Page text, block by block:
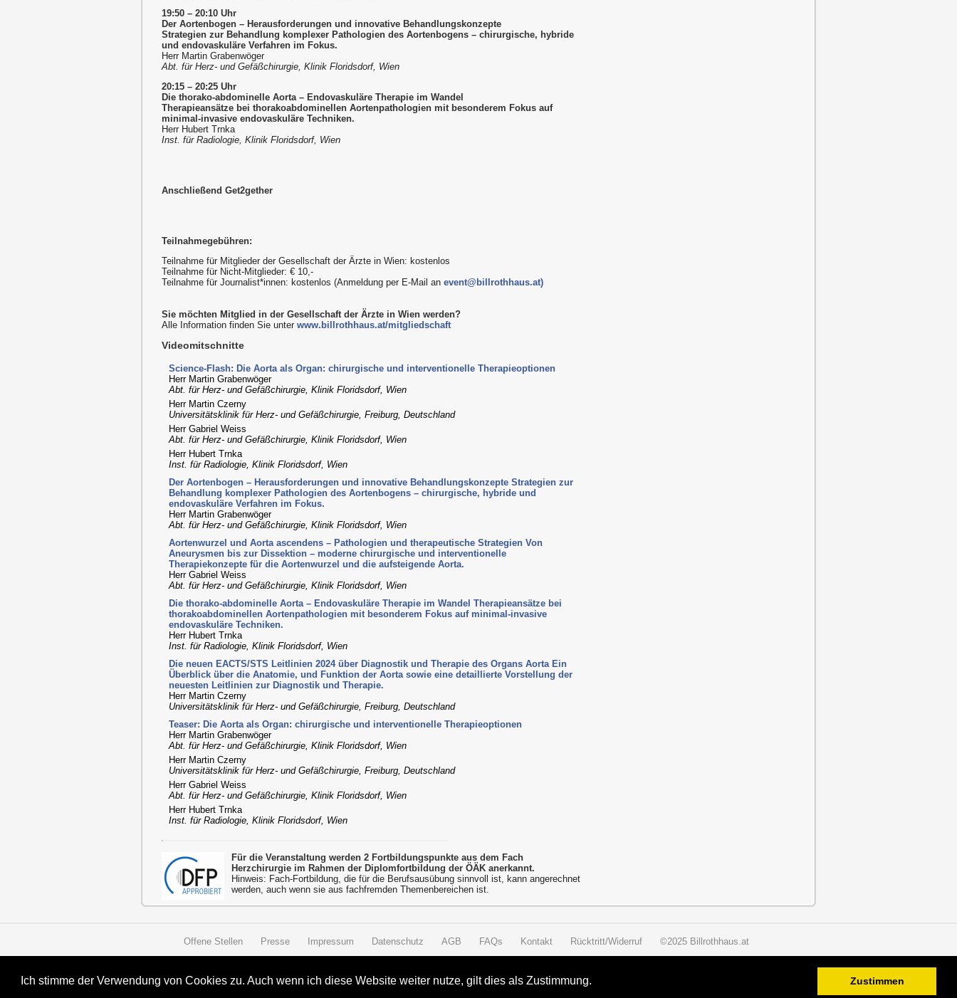
Ich stimme der Verwendung von Cookies zu. Auch wenn ich diese Website weiter nutze, gilt dies als Zustimmung. Zustimmen
19:50 – 20:10 Uhr
Der Aortenbogen – Herausforderungen und innovative Behandlungskonzepte
Strategien zur Behandlung komplexer Pathologien des Aortenbogens – chirurgische, hybride
und endovaskuläre Verfahren im Fokus.
Herr Martin Grabenwöger
Abt. für Herz- und Gefäßchirurgie, Klinik Floridsdorf, Wien
20:15 – 20:25 Uhr
Die thorako-abdominelle Aorta – Endovaskuläre Therapie im Wandel
Therapieansätze bei thorakoabdominellen Aortenpathologien mit besonderem Fokus auf
minimal-invasive endovaskuläre Techniken.
Herr Hubert Trnka
Inst. für Radiologie, Klinik Floridsdorf, Wien
Anschließend Get2gether
Teilnahmegebühren:
Teilnahme für Mitglieder der Gesellschaft der Ärzte in Wien: kostenlos
Teilnahme für Nicht-Mitglieder: € 10,-
Teilnahme für Journalist*innen: kostenlos (Anmeldung per E-Mail an event@billrothhaus.at)
Sie möchten Mitglied in der Gesellschaft der Ärzte in Wien werden?
Alle Information finden Sie unter www.billrothhaus.at/mitgliedschaft
Videomitschnitte
Science-Flash: Die Aorta als Organ: chirurgische und interventionelle Therapieoptionen
Herr Martin Grabenwöger
Abt. für Herz- und Gefäßchirurgie, Klinik Floridsdorf, Wien
Herr Martin Czerny
Universitätsklinik für Herz- und Gefäßchirurgie, Freiburg, Deutschland
Herr Gabriel Weiss
Abt. für Herz- und Gefäßchirurgie, Klinik Floridsdorf, Wien
Herr Hubert Trnka
Inst. für Radiologie, Klinik Floridsdorf, Wien
Der Aortenbogen – Herausforderungen und innovative Behandlungskonzepte Strategien zur
Behandlung komplexer Pathologien des Aortenbogens – chirurgische, hybride und
endovaskuläre Verfahren im Fokus.
Herr Martin Grabenwöger
Abt. für Herz- und Gefäßchirurgie, Klinik Floridsdorf, Wien
Aortenwurzel und Aorta ascendens – Pathologien und therapeutische Strategien Von
Aneurysmen bis zur Dissektion – moderne chirurgische und interventionelle
Therapiekonzepte für die Aortenwurzel und die aufsteigende Aorta.
Herr Gabriel Weiss
Abt. für Herz- und Gefäßchirurgie, Klinik Floridsdorf, Wien
Die thorako-abdominelle Aorta – Endovaskuläre Therapie im Wandel Therapieansätze bei
thorakoabdominellen Aortenpathologien mit besonderem Fokus auf minimal-invasive
endovaskuläre Techniken.
Herr Hubert Trnka
Inst. für Radiologie, Klinik Floridsdorf, Wien
Die neuen EACTS/STS Leitlinien 2024 über Diagnostik und Therapie des Organs Aorta Ein
Überblick über die Anatomie, und Funktion der Aorta sowie eine detaillierte Vorstellung der
neuesten Leitlinien zur Diagnostik und Therapie.
Herr Martin Czerny
Universitätsklinik für Herz- und Gefäßchirurgie, Freiburg, Deutschland
Teaser: Die Aorta als Organ: chirurgische und interventionelle Therapieoptionen
Herr Martin Grabenwöger
Abt. für Herz- und Gefäßchirurgie, Klinik Floridsdorf, Wien
Herr Martin Czerny
Universitätsklinik für Herz- und Gefäßchirurgie, Freiburg, Deutschland
Herr Gabriel Weiss
Abt. für Herz- und Gefäßchirurgie, Klinik Floridsdorf, Wien
Herr Hubert Trnka
Inst. für Radiologie, Klinik Floridsdorf, Wien
Für die Veranstaltung werden 2 Fortbildungspunkte aus dem Fach
Herzchirurgie im Rahmen der Diplomfortbildung der ÖÄK anerkannt.
Hinweis: Fach-Fortbildung, die für die Berufsausübung sinnvoll ist, kann angerechnet
werden, auch wenn sie aus fachfremden Themenbereichen ist.
Offene Stellen Presse Impressum Datenschutz AGB FAQs Kontakt Rücktritt/Widerruf ©2025 Billrothhaus.at